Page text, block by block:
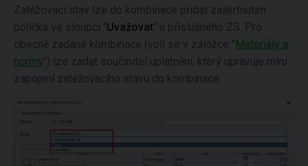
Zatěžovací stav lze do kombinace přidat zaškrtnutím
políčka ve sloupci "Uvažovat" u příslušného ZS. Pro
obecně zadané kombinace (volí se v záložce "Materiály a
normy") lze zadat součinitel uplatnění, který upravuje míru
zapojení zatěžovacího stavu do kombinace.